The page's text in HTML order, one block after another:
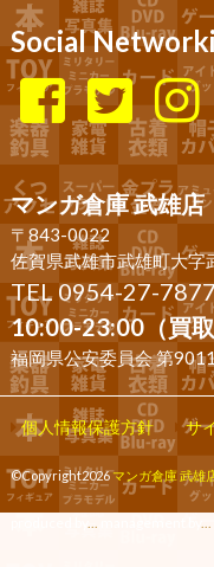
Social
マンガ倉庫 武雄店
〒843-0022
佐賀県武雄市武雄町大字
TEL 0954-27-
10:00-23:00（買
福岡県公安委員会 第
個人情報保護方針 サ
©Copyright2026マンガ倉庫 武雄